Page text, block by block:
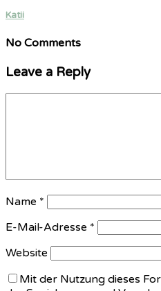
Katii
No Comments
Leave a Reply
Name *
E-Mail-Adresse *
Website
Mit der Nutzung dieses